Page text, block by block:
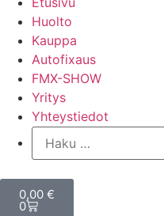
Huolto
Kauppa
Autofixaus
FMX-SHOW
Yritys
Yhteystiedot
0,00 €
0